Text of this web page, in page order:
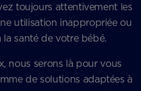
toujours attentivement les
utilisation inappropriée ou
santé de votre bébé.
nous serons là pour vous
de solutions adaptées à